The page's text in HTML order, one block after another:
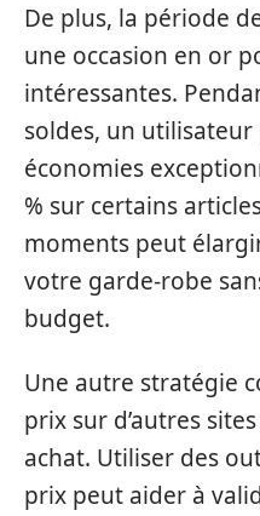
De plus, la période
une occasion en or
intéressantes.
soldes, un
économies
% sur certains
moments peut
votre garde-robe
budget.
Une autre stratégie
prix sur d’autres
achat. Utiliser des
prix peut aider à